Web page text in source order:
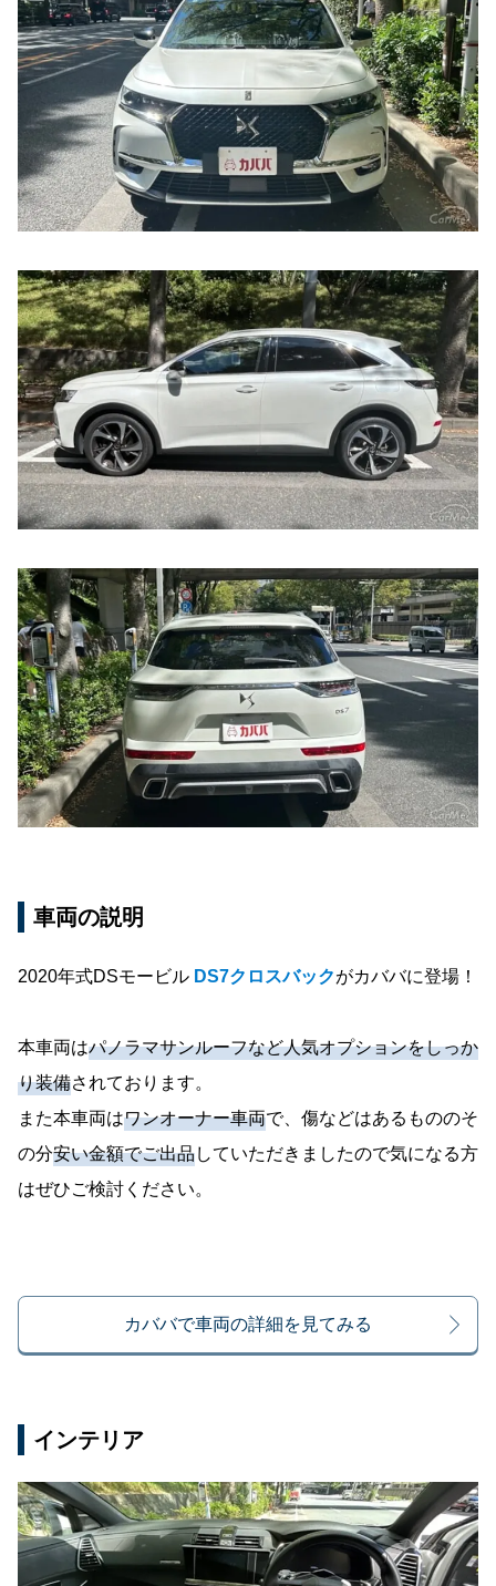
車両の説明
2020年式DSモービル DS7クロスバックがカババに登場！
本車両はパノラマサンルーフなど人気オプションをしっか
り装備されております。
また本車両はワンオーナー車両で、傷などはあるもののそ
の分安い金額でご出品していただきましたので気になる方
はぜひご検討ください。
カババで車両の詳細を見てみる
インテリア